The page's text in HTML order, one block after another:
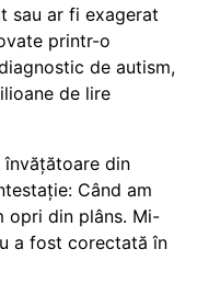
sau ar fi exagerat
printr-o
de autism,
de lire
învățătoare din
Când am
opri din plâns. Mi-
a fost corectată în